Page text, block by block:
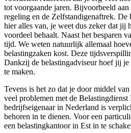
tot voorgaande jaren. Bijvoorbeeld
regeling en de Zelfstandigenaftrek. De
hier alles van, je weet dus zeker dat jij
voordeel behaalt. Naast het besparen
tijd. We weten natuurlijk allemaal
belastingzaken kost. Deze
Dankzij de belastingadviseur hoef jij je
te maken.
Tevens is het zo dat je door middel
veel problemen met de
bedrijfseigenaar in Nederland is
behoren in te dienen. Voor een
een belastingkantoor in Est in te